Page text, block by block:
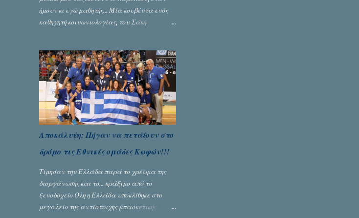
ήμουν κι εγώ μαθητής... Μία κουβέντα ενός
καθηγητή κοινωνιολογίας, του Σάκη
Γράφει ο Σταύρος Αλευρογιάννης
Αποκάλυψη: Πήγαν να πετάξουν στο
δρόμο τις Εθνικές ομάδες Κωφών!!!
Τίμησαν την Ελλάδα παρά το χρέωμα της
διοργάνωσης και το... κράξιμο από το
ξενοδοχείο Όλη η Ελλάδα υποκλίθηκε στο
μεγαλείο της αντίστοιχης μπασκετικής